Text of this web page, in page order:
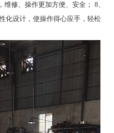
修、操作更加方便、安全； 8、
化设计，使操作得心应手，轻松